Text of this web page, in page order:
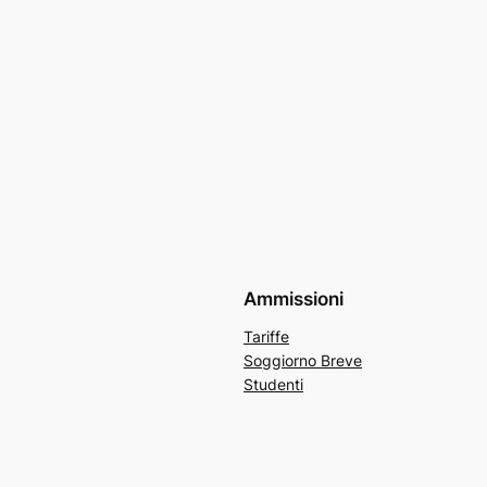
Ammissioni
Tariffe
Soggiorno Breve
Studenti